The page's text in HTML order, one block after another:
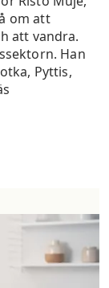
om att
att vandra.
Han
Pyttis,